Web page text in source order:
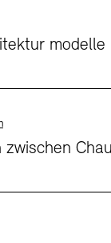
modelle
zwischen